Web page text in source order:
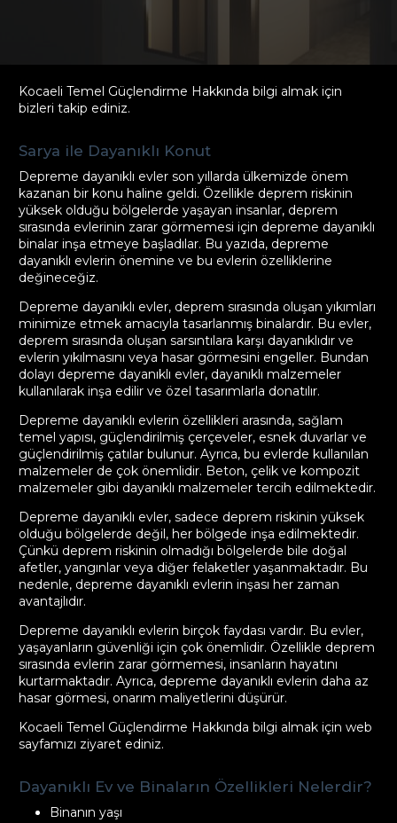
Kocaeli Temel Güçlendirme Hakkında bilgi almak için
bizleri takip ediniz.
Sarya ile Dayanıklı Konut
Depreme dayanıklı evler son yıllarda ülkemizde önem
kazanan bir konu haline geldi. Özellikle deprem riskinin
yüksek olduğu bölgelerde yaşayan insanlar, deprem
sırasında evlerinin zarar görmemesi için depreme dayanıklı
binalar inşa etmeye başladılar. Bu yazıda, depreme
dayanıklı evlerin önemine ve bu evlerin özelliklerine
değineceğiz.
Depreme dayanıklı evler, deprem sırasında oluşan yıkımları
minimize etmek amacıyla tasarlanmış binalardır. Bu evler,
deprem sırasında oluşan sarsıntılara karşı dayanıklıdır ve
evlerin yıkılmasını veya hasar görmesini engeller. Bundan
dolayı depreme dayanıklı evler, dayanıklı malzemeler
kullanılarak inşa edilir ve özel tasarımlarla donatılır.
Depreme dayanıklı evlerin özellikleri arasında, sağlam
temel yapısı, güçlendirilmiş çerçeveler, esnek duvarlar ve
güçlendirilmiş çatılar bulunur. Ayrıca, bu evlerde kullanılan
malzemeler de çok önemlidir. Beton, çelik ve kompozit
malzemeler gibi dayanıklı malzemeler tercih edilmektedir.
Depreme dayanıklı evler, sadece deprem riskinin yüksek
olduğu bölgelerde değil, her bölgede inşa edilmektedir.
Çünkü deprem riskinin olmadığı bölgelerde bile doğal
afetler, yangınlar veya diğer felaketler yaşanmaktadır. Bu
nedenle, depreme dayanıklı evlerin inşası her zaman
avantajlıdır.
Depreme dayanıklı evlerin birçok faydası vardır. Bu evler,
yaşayanların güvenliği için çok önemlidir. Özellikle deprem
sırasında evlerin zarar görmemesi, insanların hayatını
kurtarmaktadır. Ayrıca, depreme dayanıklı evlerin daha az
hasar görmesi, onarım maliyetlerini düşürür.
Kocaeli Temel Güçlendirme Hakkında bilgi almak için web
sayfamızı ziyaret ediniz.
Dayanıklı Ev ve Binaların Özellikleri Nelerdir?
Binanın yaşı